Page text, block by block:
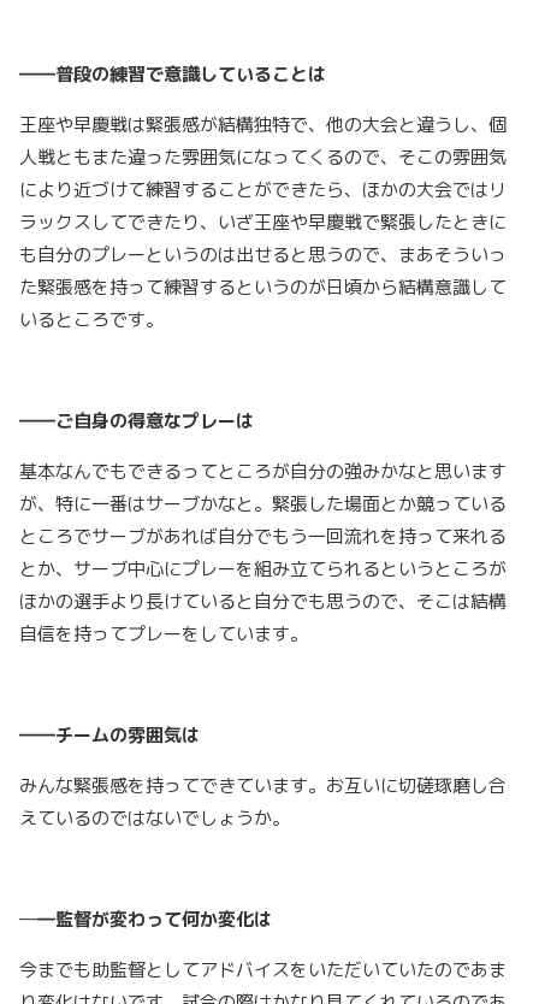
――普段の練習で意識していることは
王座や早慶戦は緊張感が結構独特で、他の大会と違うし、個
人戦ともまた違った雰囲気になってくるので、そこの雰囲気
により近づけて練習することができたら、ほかの大会ではリ
ラックスしてできたり、いざ王座や早慶戦で緊張したときに
も自分のプレーというのは出せると思うので、まあそういっ
た緊張感を持って練習するというのが日頃から結構意識して
いるところです。
――ご自身の得意なプレーは
基本なんでもできるってところが自分の強みかなと思います
が、特に一番はサーブかなと。緊張した場面とか競っている
ところでサーブがあれば自分でもう一回流れを持って来れる
とか、サーブ中心にプレーを組み立てられるというところが
ほかの選手より長けていると自分でも思うので、そこは結構
自信を持ってプレーをしています。
――チームの雰囲気は
みんな緊張感を持ってできています。お互いに切磋琢磨し合
えているのではないでしょうか。
――監督が変わって何か変化は
今までも助監督としてアドバイスをいただいていたのであま